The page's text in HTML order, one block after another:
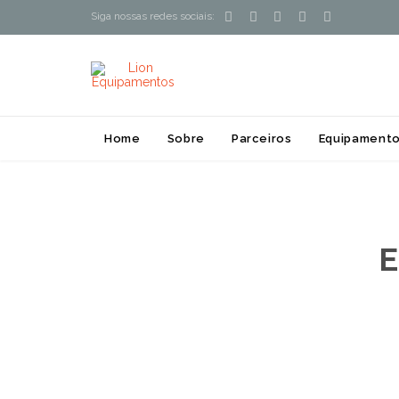
Siga nossas redes sociais:     
Home Sobre Parceiros